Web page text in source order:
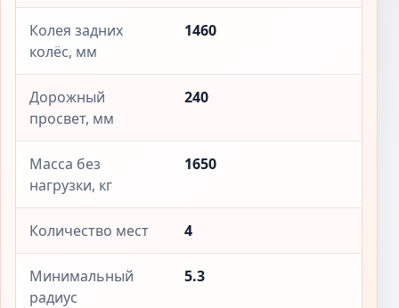
Колея задних
колёс, мм
1460
Дорожный
просвет, мм
240
Масса без
нагрузки, кг
1650
Количество мест 4
Минимальный
радиус
5.3